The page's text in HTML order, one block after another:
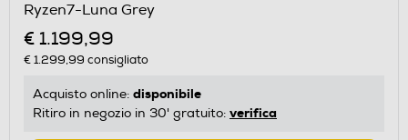
Ryzen7-Luna Grey
€ 1.199,99
€ 1.299,99 consigliato
Acquisto online: disponibile
Ritiro in negozio in 30' gratuito: verifica